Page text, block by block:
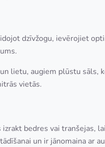
dzīvžogu, ievērojiet
lietu, augiem plūstu sāls,
vietās.
bedres vai tranšejas,
un ir jānomaina ar